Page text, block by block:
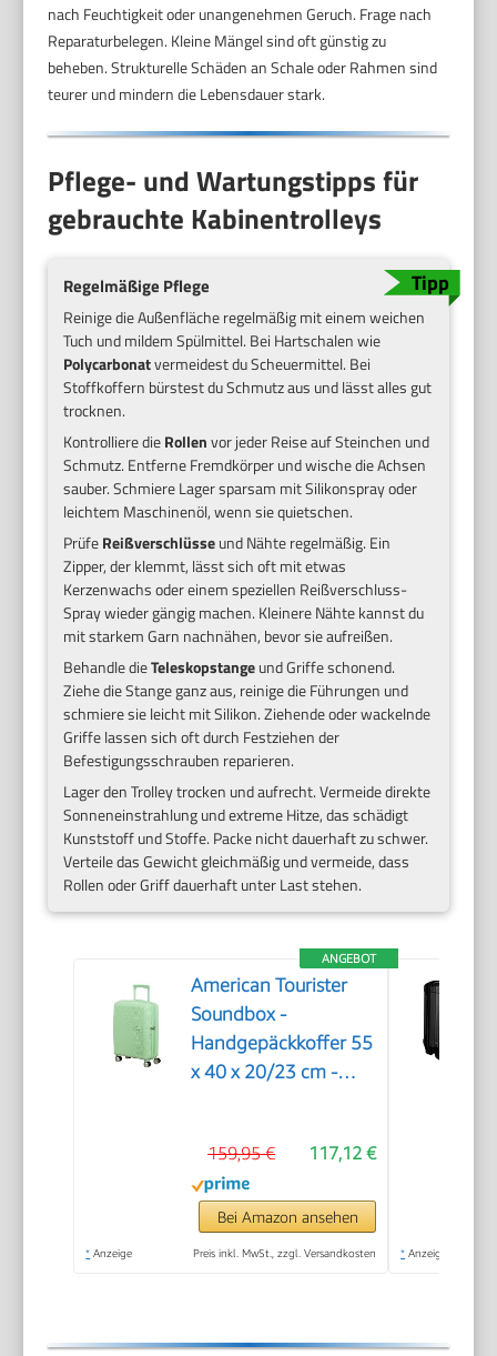
nach Feuchtigkeit oder unangenehmen Geruch. Frage nach
Reparaturbelegen. Kleine Mängel sind oft günstig zu
beheben. Strukturelle Schäden an Schale oder Rahmen sind
teurer und mindern die Lebensdauer stark.
Pflege- und Wartungstipps für
gebrauchte Kabinentrolleys
Regelmäßige Pflege
Reinige die Außenfläche regelmäßig mit einem weichen
Tuch und mildem Spülmittel. Bei Hartschalen wie
Polycarbonatvermeidest du Scheuermittel. Bei
Stoffkoffern bürstest du Schmutz aus und lässt alles gut
trocknen.
Kontrolliere dieRollenvor jeder Reise auf Steinchen und
Schmutz. Entferne Fremdkörper und wische die Achsen
sauber. Schmiere Lager sparsam mit Silikonspray oder
leichtem Maschinenöl, wenn sie quietschen.
PrüfeReißverschlüsseund Nähte regelmäßig. Ein
Zipper, der klemmt, lässt sich oft mit etwas
Kerzenwachs oder einem speziellen Reißverschluss-
Spray wieder gängig machen. Kleinere Nähte kannst du
mit starkem Garn nachnähen, bevor sie aufreißen.
Behandle dieTeleskopstangeund Griffe schonend.
Ziehe die Stange ganz aus, reinige die Führungen und
schmiere sie leicht mit Silikon. Ziehende oder wackelnde
Griffe lassen sich oft durch Festziehen der
Befestigungsschrauben reparieren.
Lager den Trolley trocken und aufrecht. Vermeide direkte
Sonneneinstrahlung und extreme Hitze, das schädigt
Kunststoff und Stoffe. Packe nicht dauerhaft zu schwer.
Verteile das Gewicht gleichmäßig und vermeide, dass
Rollen oder Griff dauerhaft unter Last stehen.
ANGEBOT
American Tourister
Soundbox -
Handgepäckkoffer 55
x 40 x 20/23 cm -
EasyJet & die meisten
Fluggesellschaften,
erweiterbar,
35.5/41L, Grün
117,12 €
159,95 €
Bei Amazon ansehen
* Anzeige Preis inkl. MwSt., zzgl. Versandkosten * Anzeige